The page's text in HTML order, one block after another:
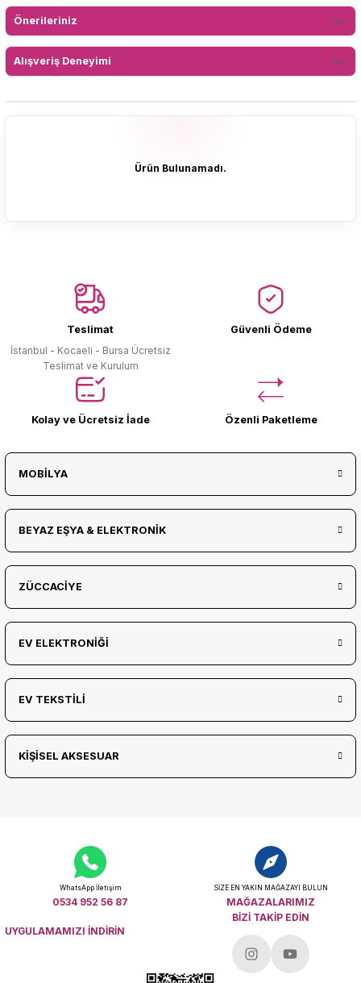
Önerileriniz
Alışveriş Deneyimi
Ürün Bulunamadı.
Teslimat
İstanbul - Kocaeli - Bursa Ücretsiz
Teslimat ve Kurulum
Güvenli Ödeme
Kolay ve Ücretsiz İade Özenli Paketleme
MOBİLYA
BEYAZ EŞYA & ELEKTRONİK
ZÜCCACİYE
EV ELEKTRONİĞİ
EV TEKSTİLİ
KİŞİSEL AKSESUAR
WhatsApp İletişim
0534 952 56 87
SİZE EN YAKIN MAĞAZAYI BULUN
MAĞAZALARIMIZ
UYGULAMAMIZI İNDİRİN
BİZİ TAKİP EDİN